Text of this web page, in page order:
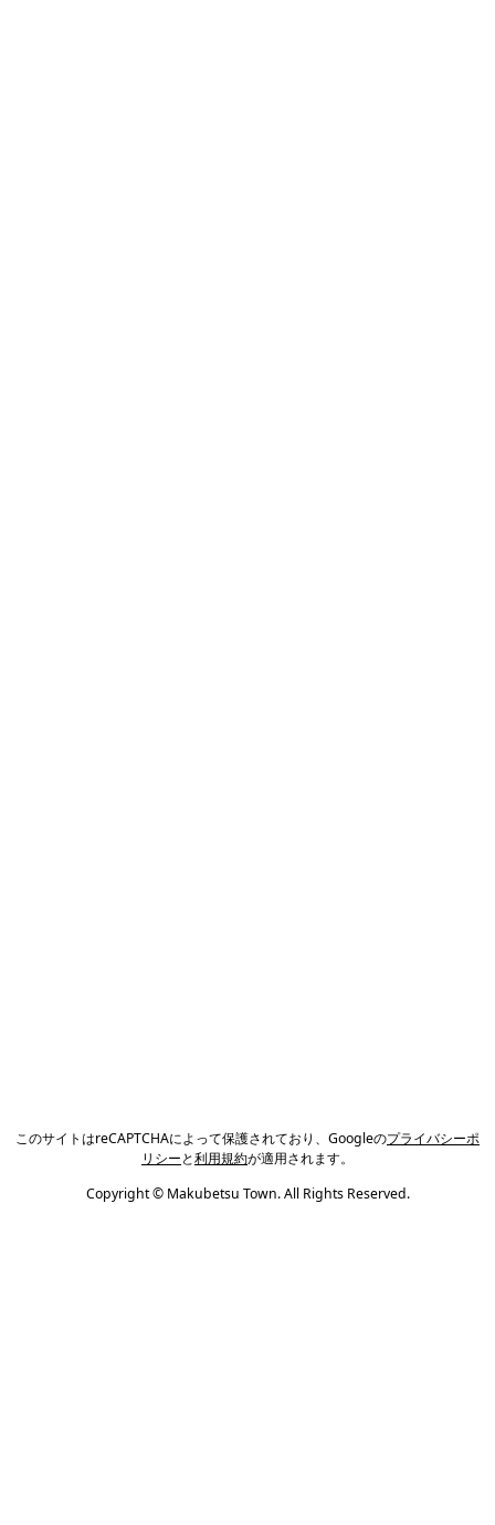
このサイトはreCAPTCHAによって保護されており、Googleのプライバシーポ
リシーと利用規約が適用されます。
Copyright © Makubetsu Town. All Rights Reserved.